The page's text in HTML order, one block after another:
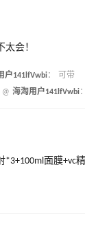
会！
户141lfVwbi：
可带
@ 海淘用户141lfVwbi
*3+100ml面膜+vc